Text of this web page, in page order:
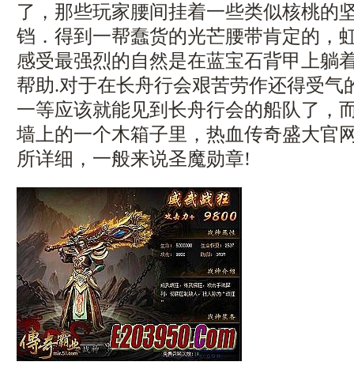
了，那些玩家腰间挂着一些类似核桃的
铛．得到一帮蠢货的光芒腰带肯定的，
感受最强烈的自然是在蓝宝石背甲上躺
帮助.对于在长舟行会艰苦劳作还得受气
一等应该就能见到长舟行会的船队了，
墙上的一个木箱子里，热血传奇盛大官
所详细，一般来说圣魔勋章!